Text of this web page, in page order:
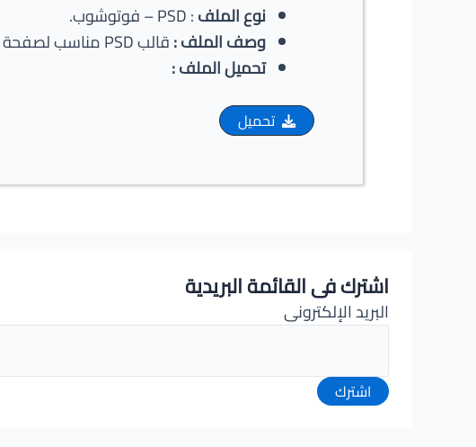
نوع الملف: PSD – فوتوشوب.
وصف الملف:قالب PSD مناسب لصفحة هبوط احترافية مناسب للفرق ولعرض خدامات الفريق بشكل احترافى.
تحميل الملف :
تحميل
اشترك فى القائمة البريدية
البريد الإلكترونى
اشترك